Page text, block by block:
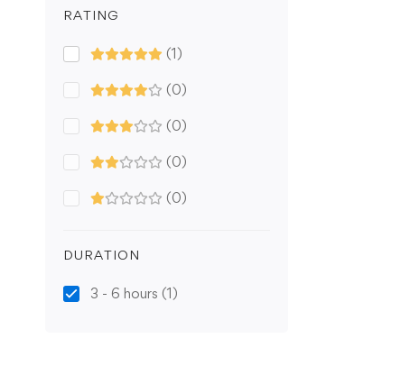
RATING
(1)
(0)
(0)
(0)
(0)
DURATION
3 - 6 hours (1)